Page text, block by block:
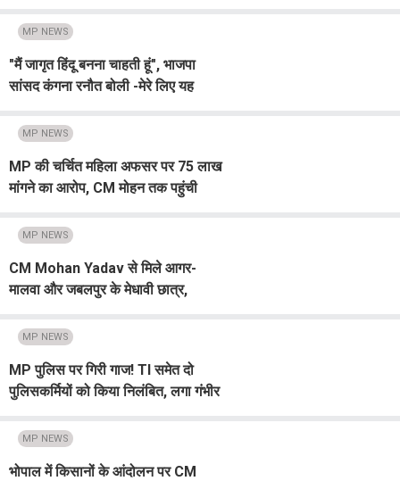
MP NEWS
"मैं जागृत हिंदू बनना चाहती हूं", भाजपा
सांसद कंगना रनौत बोली -मेरे लिए यह
MP NEWS
MP की चर्चित महिला अफसर पर 75 लाख
मांगने का आरोप, CM मोहन तक पहुंची
MP NEWS
CM Mohan Yadav से मिले आगर-
मालवा और जबलपुर के मेधावी छात्र,
MP NEWS
MP पुलिस पर गिरी गाज! TI समेत दो
पुलिसकर्मियों को किया निलंबित, लगा गंभीर
MP NEWS
भोपाल में किसानों के आंदोलन पर CM